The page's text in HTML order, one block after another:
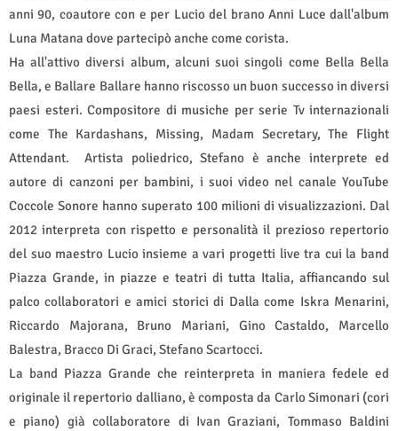
anni 90, coautore con e per Lucio del brano Anni Luce dall'album
Luna Matana dove partecipò anche come corista.
Ha all'attivo diversi album, alcuni suoi singoli come Bella Bella
Bella, e Ballare Ballare hanno riscosso un buon successo in diversi
paesi esteri. Compositore di musiche per serie Tv internazionali
come The Kardashans, Missing, Madam Secretary, The Flight
Attendant.
Artista poliedrico, Stefano è anche interprete ed
autore di canzoni per bambini, i suoi video nel canale YouTube
Coccole Sonore hanno superato 100 milioni di visualizzazioni. Dal
2012 interpreta con rispetto e personalità il prezioso repertorio
del suo maestro Lucio insieme a vari progetti live tra cui la band
Piazza Grande, in piazze e teatri di tutta Italia, affiancando sul
palco collaboratori e amici storici di Dalla come Iskra Menarini,
Riccardo Majorana, Bruno Mariani, Gino Castaldo, Marcello
Balestra, Bracco Di Graci, Stefano Scartocci.
La band Piazza Grande che reinterpreta in maniera fedele ed
originale il repertorio dalliano, è composta da Carlo Simonari (cori
e piano) già collaboratore di Ivan Graziani, Tommaso Baldini